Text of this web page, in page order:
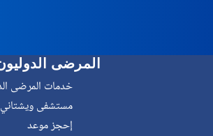
المرضى
خدمات المرضى
مستشفى ويشتاني:
إحجز موعد